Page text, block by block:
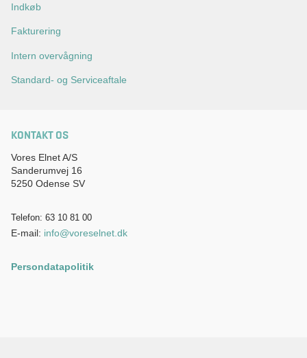
Indkøb
Fakturering
Intern overvågning
Standard- og Serviceaftale
KONTAKT OS
Vores Elnet A/S
Sanderumvej 16
5250 Odense SV
Telefon: 63 10 81 00
E-mail: info@voreselnet.dk
Persondatapolitik